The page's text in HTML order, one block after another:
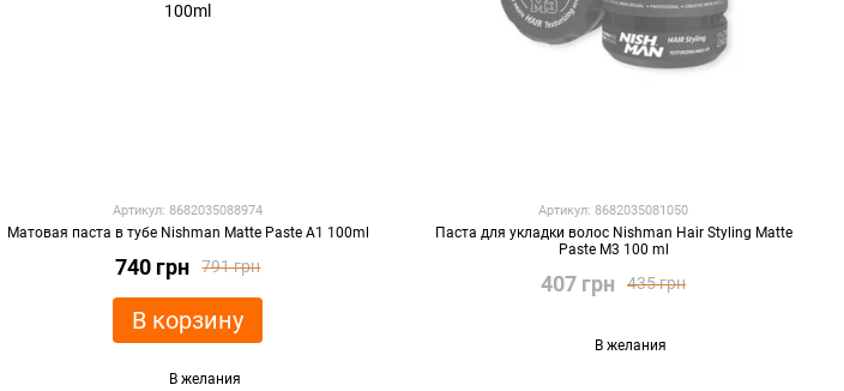
Артикул: 8682035088974
Матовая паста в тубе Nishman Matte Paste A1 100ml
791 грн
740 грн
В корзину
В желания
Артикул: 8682035081050
Паста для укладки волос Nishman Hair Styling Matte
Paste M3 100 ml
435 грн
407 грн
В желания